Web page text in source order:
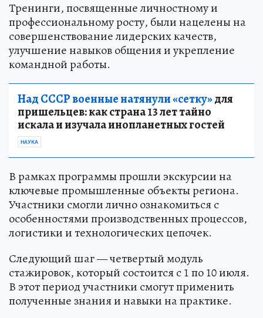
Тренинги, посвященные личностному и
профессиональному росту, были нацелены на
совершенствование лидерских качеств,
улучшение навыков общения и укрепление
командной работы.
Над СССР военные натянули «сетку»для
пришельцев: как страна 13 лет тайно
искала и изучала инопланетных гостей
НАУКА
В рамках программы прошли экскурсии на
ключевые промышленные объекты региона.
Участники смогли лично ознакомиться с
особенностями производственных процессов,
логистики и технологических цепочек.
Следующий шаг — четвертый модуль
стажировок, который состоится с 1 по 10 июля.
В этот период участники смогут применить
полученные знания и навыки на практике.